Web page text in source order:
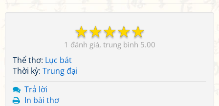
☆
☆
☆
☆
☆
1 5.00
Thể thơ: Lục bát
Thời kỳ: Trung đại
Trả lời
In bài thơ